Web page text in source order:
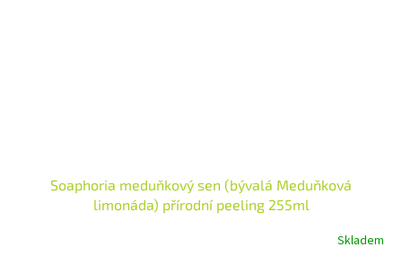
Soaphoria meduňkový sen (bývalá Meduňková
limonáda) přírodní peeling 255ml
Skladem